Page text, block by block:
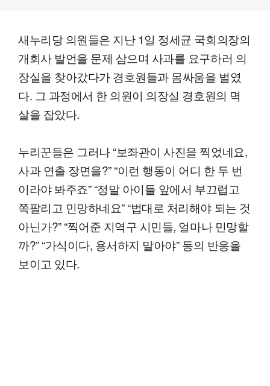
새누리당 의원들은 지난 1일 정세균 국회의장의
개회사 발언을 문제 삼으며 사과를 요구하러 의
장실을 찾아갔다가 경호원들과 몸싸움을 벌였
다. 그 과정에서 한 의원이 의장실 경호원의 멱
살을 잡았다.
누리꾼들은 그러나 “보좌관이 사진을 찍었네요,
사과 연출 장면을?” “이런 행동이 어디 한 두 번
이라야 봐주죠” “정말 아이들 앞에서 부끄럽고
쪽팔리고 민망하네요” “법대로 처리해야 되는 것
아닌가?” “찍어준 지역구 시민들, 얼마나 민망할
까?” “가식이다, 용서하지 말아야” 등의 반응을
보이고 있다.